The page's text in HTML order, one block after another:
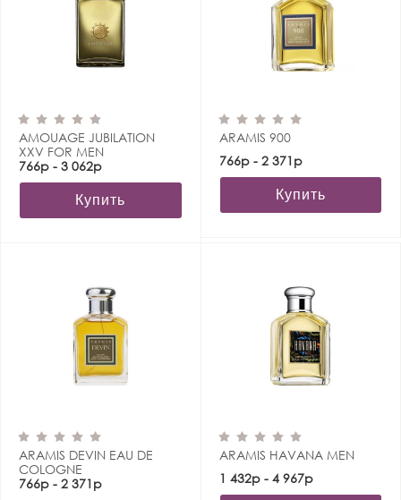
AMOUAGE JUBILATION
XXV FOR MEN
766р - 3 062р
Купить
ARAMIS 900
766р - 2 371р
Купить
ARAMIS DEVIN EAU DE
COLOGNE
766р - 2 371р
ARAMIS HAVANA MEN
1 432р - 4 967р